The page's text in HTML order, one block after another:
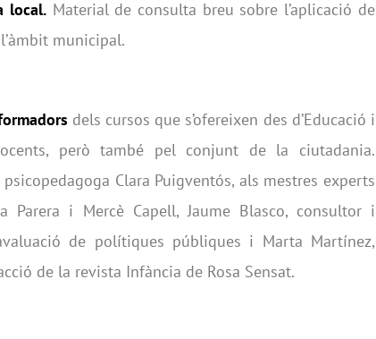
local.Material de consulta breu sobre l’aplicació de
municipal.
dels cursos que s’ofereixen des d’Educació i
però també pel conjunt de la ciutadania.
Clara Puigventós, als mestres experts
Parera i Mercè Capell, Jaume Blasco, consultor i
de polítiques públiques i Marta Martínez,
de la revista Infància de Rosa Sensat.